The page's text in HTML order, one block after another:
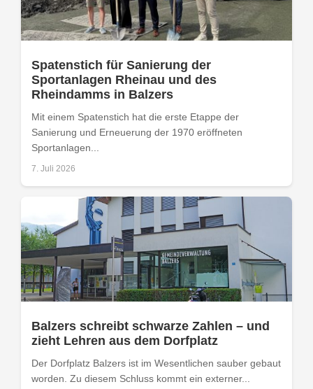
Spatenstich für Sanierung der
Sportanlagen Rheinau und des
Rheindamms in Balzers
Mit einem Spatenstich hat die erste Etappe der
Sanierung und Erneuerung der 1970 eröffneten
Sportanlagen...
7. Juli 2026
Balzers schreibt schwarze Zahlen – und
zieht Lehren aus dem Dorfplatz
Der Dorfplatz Balzers ist im Wesentlichen sauber gebaut
worden. Zu diesem Schluss kommt ein externer...